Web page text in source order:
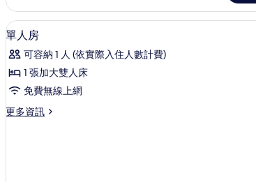
的
所
有
相
片
雙
人
房,
吸
煙
的
詳
情
顯
示
單
人
的
客房內保險箱、書桌、免費
6
單人房
可容納 1 人 (依實際入住人數計費)
1 張加大雙人床
免費無線上網
更多資訊
更